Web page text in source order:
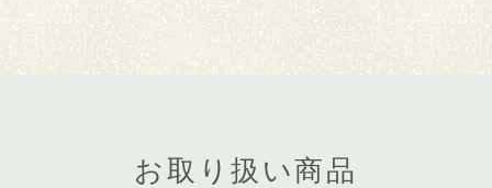
お取り扱い商品